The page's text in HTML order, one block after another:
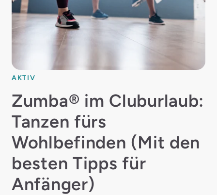
AKTIV
Zumba® im Cluburlaub:
Tanzen fürs
Wohlbefinden (Mit den
besten Tipps für
Anfänger)